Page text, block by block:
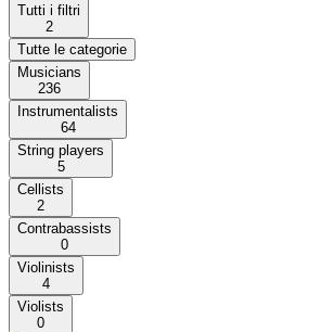
Tutti i filtri
2
Tutte le categorie
Musicians
236
Instrumentalists
64
String players
5
Cellists
2
Contrabassists
0
Violinists
4
Violists
0